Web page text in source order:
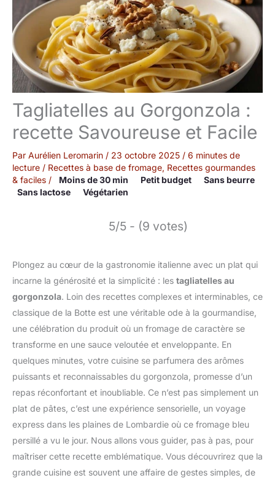
Tagliatelles au Gorgonzola :
recette Savoureuse et Facile
Par Aurélien Leromarin / 23 octobre 2025 / 6 minutes de
lecture / Recettes à base de fromage, Recettes gourmandes
& faciles / Moins de 30 min Petit budget
Sans beurre
Sans lactose
Végétarien
5/5 - (9 votes)
Plongez au cœur de la gastronomie italienne avec un plat qui
incarne la générosité et la simplicité : les tagliatelles au
gorgonzola. Loin des recettes complexes et interminables, ce
classique de la Botte est une véritable ode à la gourmandise,
une célébration du produit où un fromage de caractère se
transforme en une sauce veloutée et enveloppante. En
quelques minutes, votre cuisine se parfumera des arômes
puissants et reconnaissables du gorgonzola, promesse d’un
repas réconfortant et inoubliable. Ce n’est pas simplement un
plat de pâtes, c’est une expérience sensorielle, un voyage
express dans les plaines de Lombardie où ce fromage bleu
persillé a vu le jour. Nous allons vous guider, pas à pas, pour
maîtriser cette recette emblématique. Vous découvrirez que la
grande cuisine est souvent une affaire de gestes simples, de